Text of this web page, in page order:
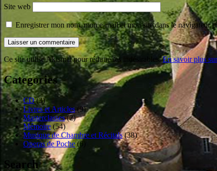
Site web
Enregistrer mon nom, mon e-mail et mon site dans le navigateur
Ce site utilise Akismet pour réduire les indésirables.En savoir plus
Categories
CD(3)
Livres et Articles(9)
Masterclasses(2)
Mémoire (54)
Musique de Chambre et Récitals(38)
Operas de Poche(6)
Search